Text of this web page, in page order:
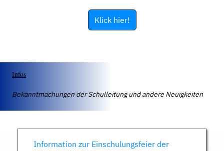
Klick hier!
Infos
Bekanntmachungen der Schulleitung und andere Neuigkeiten
Information zur Einschulungsfeier der